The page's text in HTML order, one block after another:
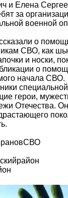
и Елена
за
военной
о
СВО, как
и носки,
о
начала СВО.
герои,
Отечества.